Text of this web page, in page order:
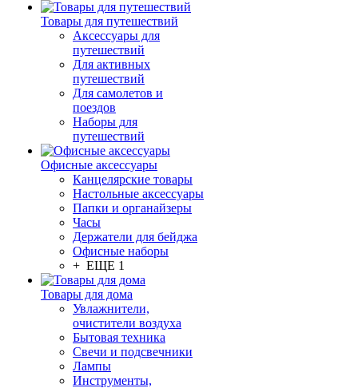
Товары для путешествий
Аксессуары для
путешествий
Для активных
путешествий
Для самолетов и
поездов
Наборы для
путешествий
Офисные аксессуары
Канцелярские товары
Настольные аксессуары
Папки и органайзеры
Часы
Держатели для бейджа
Офисные наборы
+ ЕЩЕ 1
Товары для дома
Увлажнители,
очистители воздуха
Бытовая техника
Свечи и подсвечники
Лампы
Инструменты,